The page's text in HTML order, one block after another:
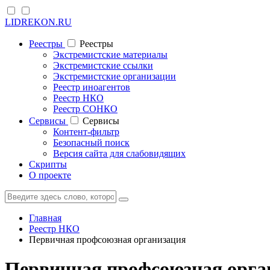
LIDREKON.RU
Реестры
Реестры
Экстремистские материалы
Экстремистские ссылки
Экстремистские организации
Реестр иноагентов
Реестр НКО
Реестр СОНКО
Cервисы
Cервисы
Контент-фильтр
Безопасный поиск
Версия сайта для слабовидящих
Скрипты
О проекте
Главная
Реестр НКО
Первичная профсоюзная организация